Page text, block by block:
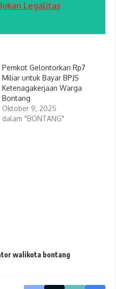
Legalitas
Pemkot Gelontorkan Rp7
Miliar untuk Bayar BPJS
Ketenagakerjaan Warga
Bontang
Oktober 9, 2025
dalam "BONTANG"
walikota bontang